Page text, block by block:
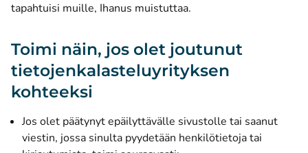
tapahtuisi muille, Ihanus muistuttaa.
Toimi näin, jos olet joutunut
tietojenkalasteluyrityksen
kohteeksi
Jos olet päätynyt epäilyttävälle sivustolle tai saanut
viestin, jossa sinulta pyydetään henkilötietoja tai